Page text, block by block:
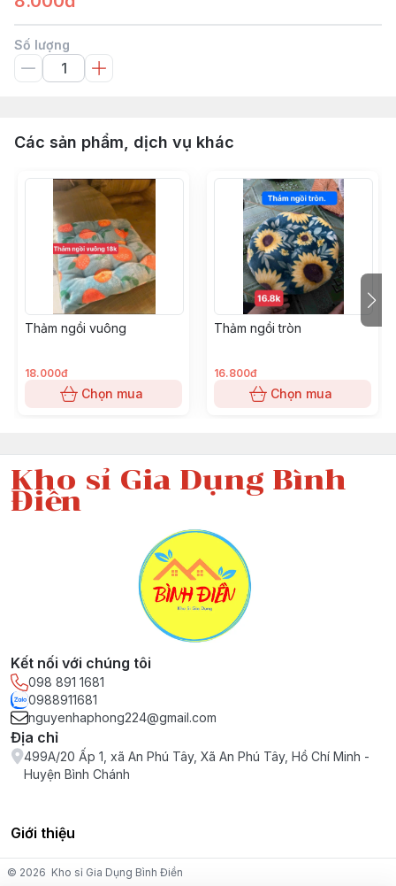
Số lượng
Các sản phẩm, dịch vụ khác
Thảm ngồi vuông
18.000đ
Chọn mua
Thảm ngồi tròn
16.800đ
Chọn mua
Kho sỉ Gia Dụng Bình
Điền
Kết nối với chúng tôi
098 891 1681
0988911681
nguyenhaphong224@gmail.com
Địa chỉ
499A/20 Ấp 1, xã An Phú Tây, Xã An Phú Tây, Hồ Chí Minh -
Huyện Bình Chánh
Giới thiệu
© 2026 Kho sỉ Gia Dụng Bình Điền